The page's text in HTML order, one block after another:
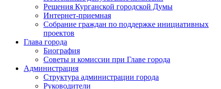
Решения Курганской городской Думы
Интернет-приемная
Собрание граждан по поддержке инициативных
проектов
Глава города
Биография
Советы и комиссии при Главе города
Администрация
Структура администрации города
Руководители